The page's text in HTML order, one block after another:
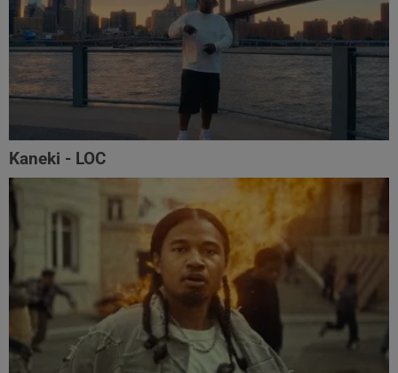
Kaneki - LOC